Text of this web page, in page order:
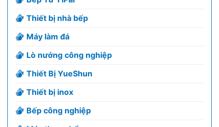
Thiết bị nhà bếp
Máy làm đá
Lò nướng công nghiệp
Thiết Bị YueShun
Thiết bị inox
Bếp công nghiệp